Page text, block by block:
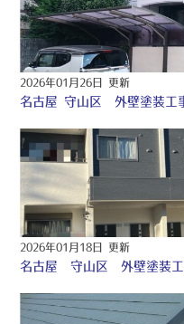
2026年01月26日 更新
2026年01月18日 更新